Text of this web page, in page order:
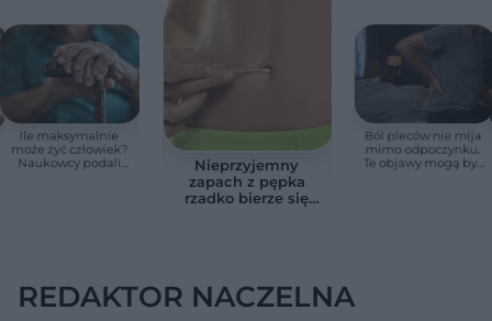
Ile maksymalnie
może żyć człowiek?
Naukowcy podali
Nieprzyjemny
zapach z pępka
rzadko bierze się
Ból pleców nie mija
mimo odpoczynku.
Te objawy mogą być
REDAKTOR NACZELNA